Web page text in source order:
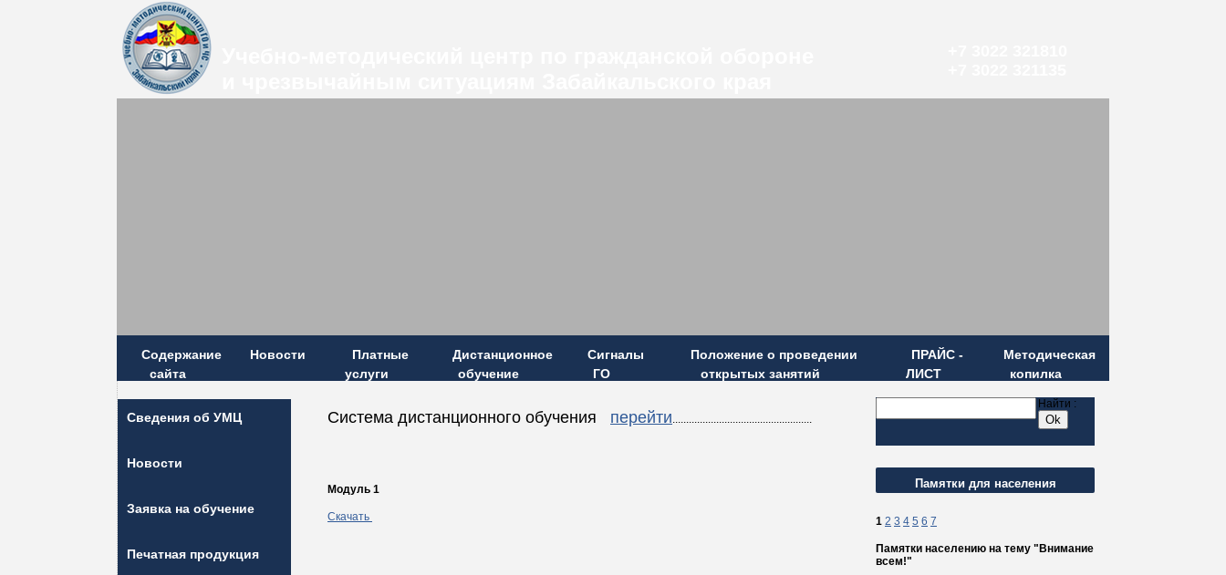
Содержание
сайта
Новости
Платные
услуги
Дистанционное
обучение
Сигналы
ГО
Положение о проведении
открытых занятий
ПРАЙС -
ЛИСТ
Методическая
копилка
Сведения об УМЦ
Новости
Заявка на обучение
Печатная продукция
Система дистанционного обучения перейти...................................................
Модуль 1
Скачать
Найти :
Памятки для населения
1 2 3 4 5 6 7
Памятки населению на тему "Внимание
всем!"